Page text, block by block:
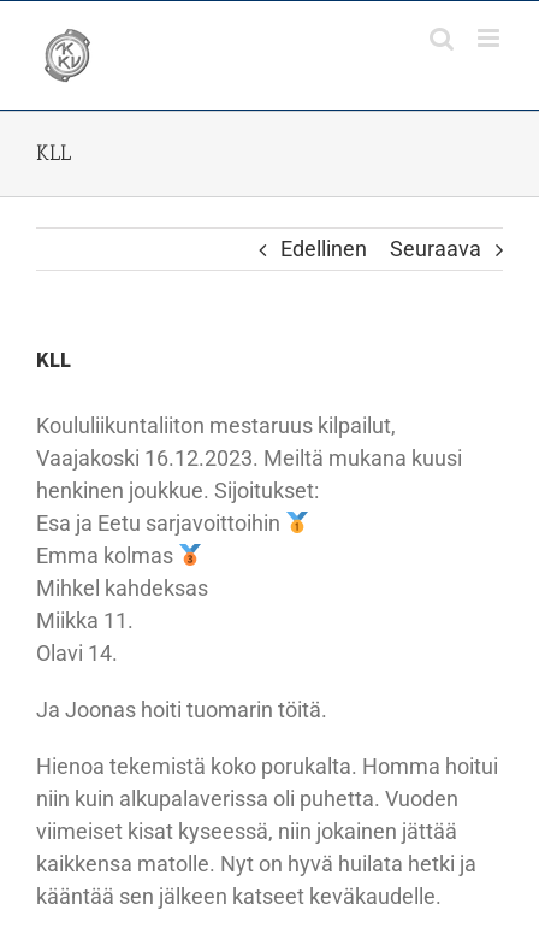
content
KLL
Edellinen Seuraava
KLL
Koululiikuntaliiton mestaruus kilpailut,
Vaajakoski 16.12.2023. Meiltä mukana kuusi
henkinen joukkue. Sijoitukset:
Esa ja Eetu sarjavoittoihin
Emma kolmas
Mihkel kahdeksas
Miikka 11.
Olavi 14.
Ja Joonas hoiti tuomarin töitä.
Hienoa tekemistä koko porukalta. Homma hoitui
niin kuin alkupalaverissa oli puhetta. Vuoden
viimeiset kisat kyseessä, niin jokainen jättää
kaikkensa matolle. Nyt on hyvä huilata hetki ja
kääntää sen jälkeen katseet keväkaudelle.